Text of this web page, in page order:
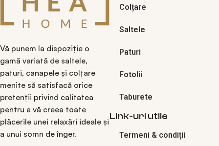
Vă punem la dispoziție o
gamă variată de saltele,
paturi, canapele și colțare
menite să satisfacă orice
pretenții privind calitatea
pentru a vă creea toate
plăcerile unei relaxări ideale și
a unui somn de înger.
Colțare
Saltele
Paturi
Fotolii
Taburete
Link-uri utile
Termeni & condiții